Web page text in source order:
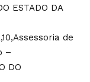
ESTADO DA
de
–
DO